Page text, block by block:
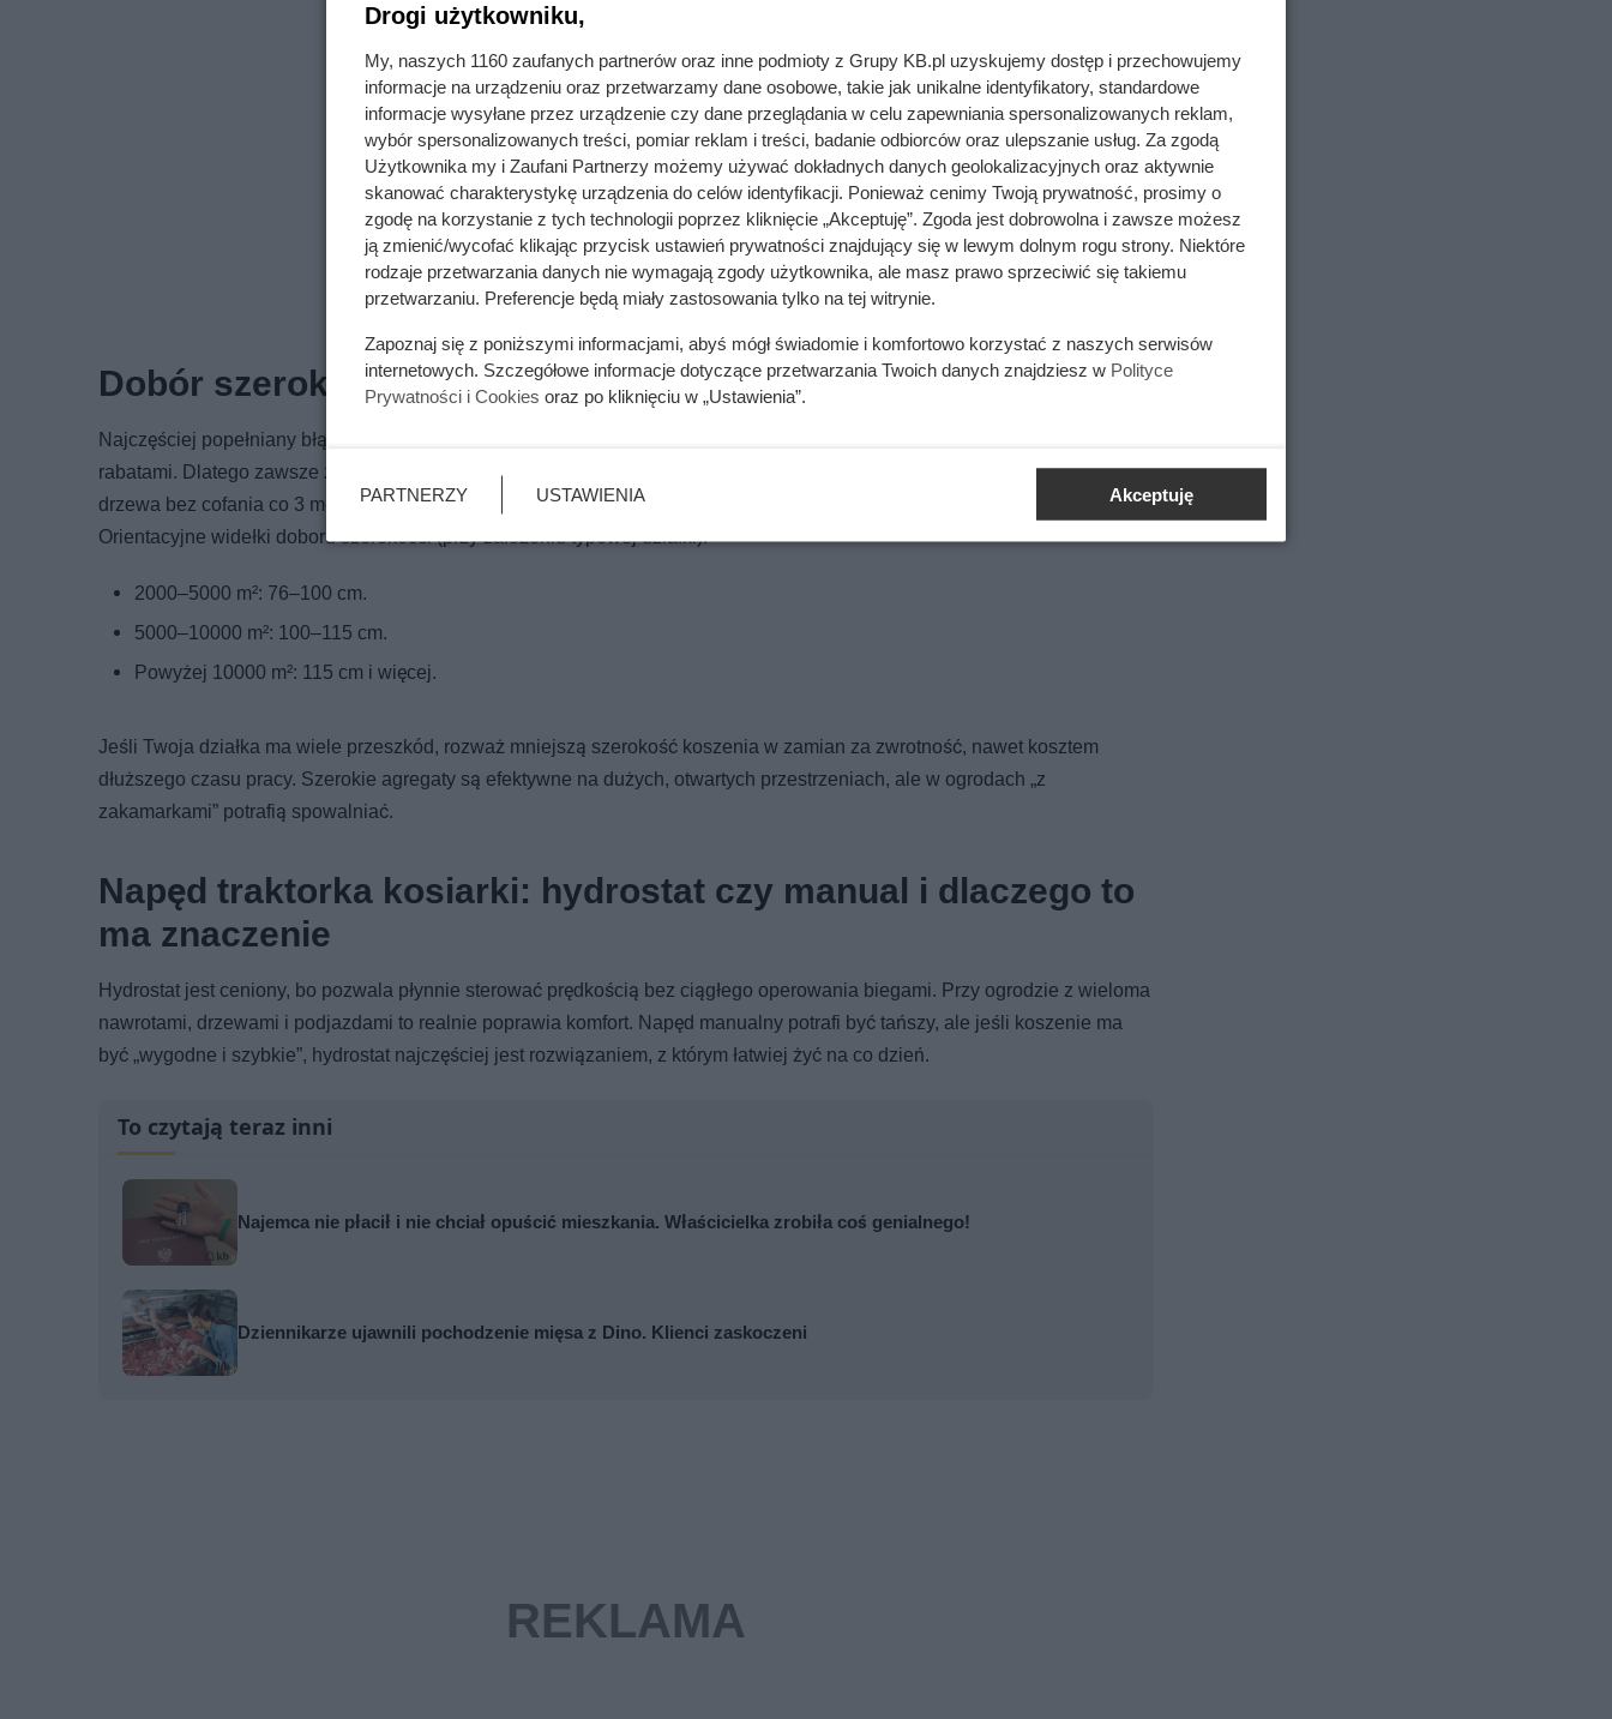
Dobór szerokości koszenia kosiarki traktorka i mocy
Najczęściej popełniany błąd to kupno traktorka „na wyrost”, który nie przejedzie przez Twoje bramy, furtki i przesmyki między
rabatami. Dlatego zawsze zaczynaj od geometrii ogrodu: zmierz najwęższe przejazdy, sprawdź, czy dasz radę ominąć
drzewa bez cofania co 3 metry, i dopiero potem wybieraj szerokość koszenia.
Orientacyjne widełki doboru szerokości (przy założeniu typowej działki):
2000–5000 m²: 76–100 cm.
5000–10000 m²: 100–115 cm.
Powyżej 10000 m²: 115 cm i więcej.
Jeśli Twoja działka ma wiele przeszkód, rozważ mniejszą szerokość koszenia w zamian za zwrotność, nawet kosztem
dłuższego czasu pracy. Szerokie agregaty są efektywne na dużych, otwartych przestrzeniach, ale w ogrodach „z
zakamarkami” potrafią spowalniać.
Napęd traktorka kosiarki: hydrostat czy manual i dlaczego to
ma znaczenie
Hydrostat jest ceniony, bo pozwala płynnie sterować prędkością bez ciągłego operowania biegami. Przy ogrodzie z wieloma
nawrotami, drzewami i podjazdami to realnie poprawia komfort. Napęd manualny potrafi być tańszy, ale jeśli koszenie ma
być „wygodne i szybkie”, hydrostat najczęściej jest rozwiązaniem, z którym łatwiej żyć na co dzień.
To czytają teraz inni
Najemca nie płacił i nie chciał opuścić mieszkania. Właścicielka zrobiła coś genialnego!
Dziennikarze ujawnili pochodzenie mięsa z Dino. Klienci zaskoczeni
Drogi użytkowniku,
My, naszych 1160 zaufanych partnerów oraz inne podmioty z Grupy KB.pl uzyskujemy dostęp i przechowujemy
informacje na urządzeniu oraz przetwarzamy dane osobowe, takie jak unikalne identyfikatory, standardowe
informacje wysyłane przez urządzenie czy dane przeglądania w celu zapewniania spersonalizowanych reklam,
wybór spersonalizowanych treści, pomiar reklam i treści, badanie odbiorców oraz ulepszanie usług. Za zgodą
Użytkownika my i Zaufani Partnerzy możemy używać dokładnych danych geolokalizacyjnych oraz aktywnie
skanować charakterystykę urządzenia do celów identyfikacji. Ponieważ cenimy Twoją prywatność, prosimy o
zgodę na korzystanie z tych technologii poprzez kliknięcie „Akceptuję”. Zgoda jest dobrowolna i zawsze możesz
ją zmienić/wycofać klikając przycisk ustawień prywatności znajdujący się w lewym dolnym rogu strony. Niektóre
rodzaje przetwarzania danych nie wymagają zgody użytkownika, ale masz prawo sprzeciwić się takiemu
przetwarzaniu. Preferencje będą miały zastosowania tylko na tej witrynie.
Zapoznaj się z poniższymi informacjami, abyś mógł świadomie i komfortowo korzystać z naszych serwisów
internetowych. Szczegółowe informacje dotyczące przetwarzania Twoich danych znajdziesz w Polityce
Prywatności i Cookies oraz po kliknięciu w „Ustawienia”.
PARTNERZY USTAWIENIA Akceptuję